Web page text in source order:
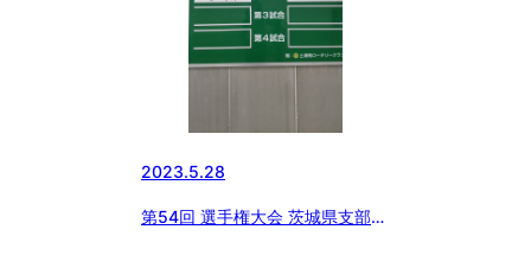
2023.5.28
第54回 選手権大会 茨城県支部予